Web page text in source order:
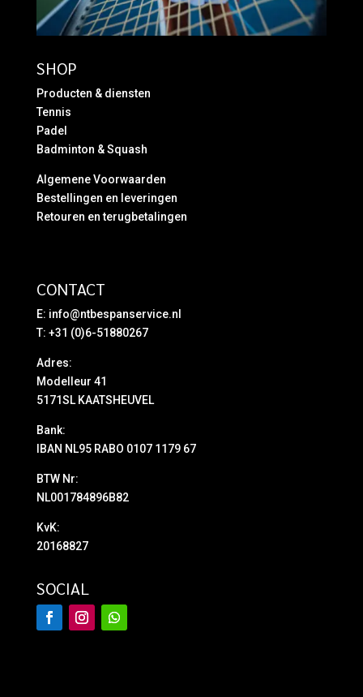
SHOP
Producten & diensten
Tennis
Padel
Badminton & Squash
Algemene Voorwaarden
Bestellingen en leveringen
Retouren en terugbetalingen
CONTACT
E: info@ntbespanservice.nl
T: +31 (0)6-51880267
Adres:
Modelleur 41
5171SL KAATSHEUVEL
Bank:
IBAN NL95 RABO 0107 1179 67
BTW Nr:
NL001784896B82
KvK:
20168827
SOCIAL